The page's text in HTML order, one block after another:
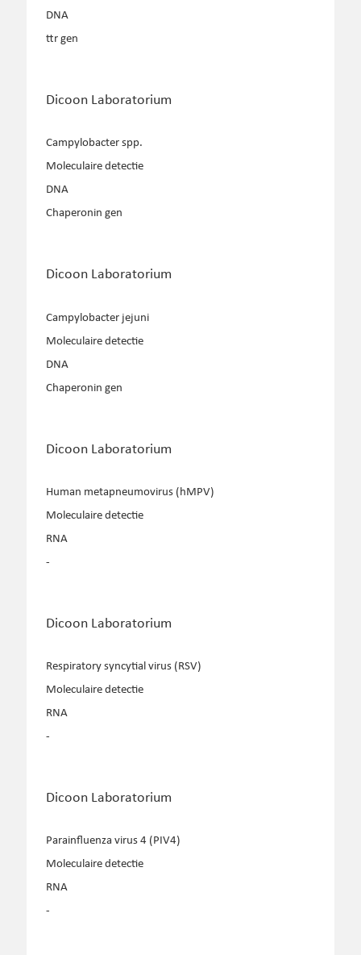
DNA
ttr gen
Dicoon Laboratorium
Campylobacter spp.
Moleculaire detectie
DNA
Chaperonin gen
Dicoon Laboratorium
Campylobacter jejuni
Moleculaire detectie
DNA
Chaperonin gen
Dicoon Laboratorium
Human metapneumovirus (hMPV)
Moleculaire detectie
RNA
-
Dicoon Laboratorium
Respiratory syncytial virus (RSV)
Moleculaire detectie
RNA
-
Dicoon Laboratorium
Parainfluenza virus 4 (PIV4)
Moleculaire detectie
RNA
-